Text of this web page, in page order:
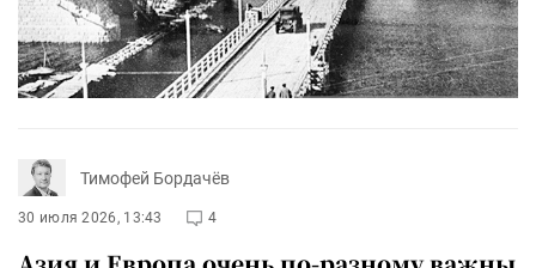
Тимофей Бордачёв
30 июля 2026, 13:43 4